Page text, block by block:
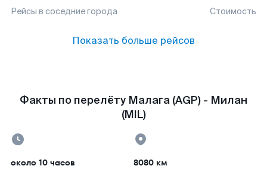
Рейсы в соседние города Стоимость
Показать больше рейсов
Факты по перелёту Малага (AGP) - Милан
(MIL)
около 10 часов 8080 км